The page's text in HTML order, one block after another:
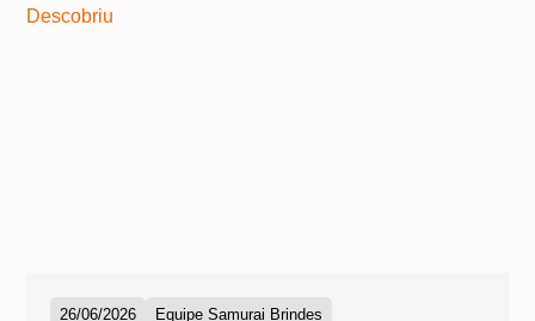
26/06/2026 Equipe Samurai Brindes